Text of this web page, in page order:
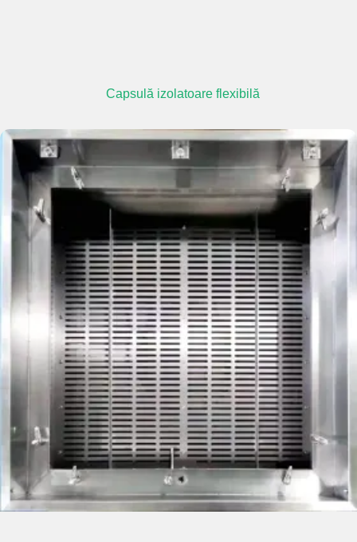
Capsulă izolatoare flexibilă